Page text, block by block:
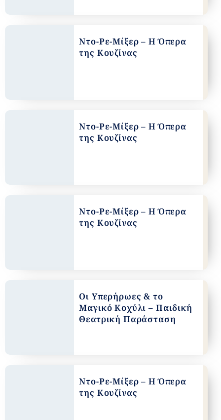
Ντο-Ρε-Μίξερ – Η Όπερα
της Κουζίνας
Ντο-Ρε-Μίξερ – Η Όπερα
της Κουζίνας
Ντο-Ρε-Μίξερ – Η Όπερα
της Κουζίνας
Οι Υπερήρωες & το
Μαγικό Κοχύλι – Παιδική
Θεατρική Παράσταση
Ντο-Ρε-Μίξερ – Η Όπερα
της Κουζίνας